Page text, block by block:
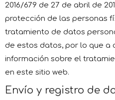
2016/679 de 27 de abril de
protección de las personas
tratamiento de datos
de estos datos, por lo que a
información sobre el
en este sitio web.
Envío y registro de